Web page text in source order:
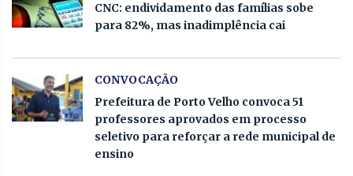
CNC: endividamento das famílias sobe
para 82%, mas inadimplência cai
CONVOCAÇÃO
Prefeitura de Porto Velho convoca 51
professores aprovados em processo
seletivo para reforçar a rede municipal de
ensino